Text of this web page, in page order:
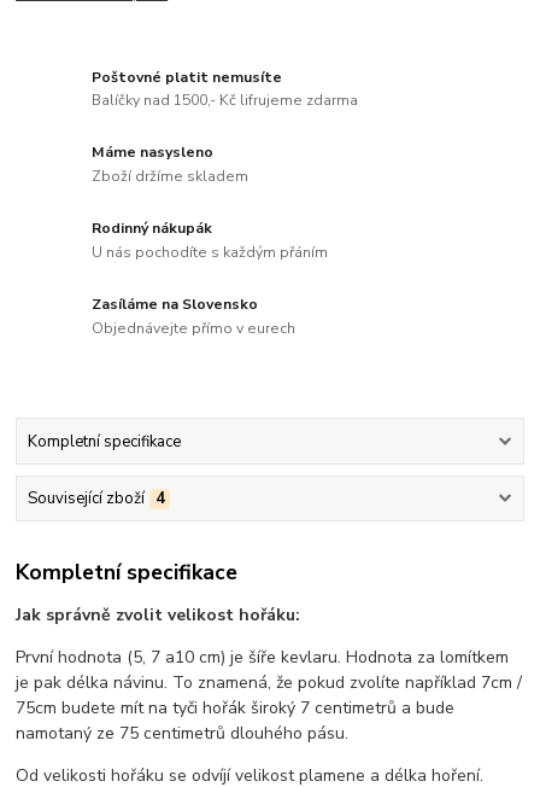
Poštovné platit nemusíte
Balíčky nad 1500,- Kč lifrujeme zdarma
Máme nasysleno
Zboží držíme skladem
Rodinný nákupák
U nás pochodíte s každým přáním
Zasíláme na Slovensko
Objednávejte přímo v eurech
Kompletní specifikace
Související zboží 4
Kompletní specifikace
Jak správně zvolit velikost hořáku:
První hodnota (5, 7 a10 cm) je šíře kevlaru. Hodnota za lomítkem
je pak délka návinu. To znamená, že pokud zvolíte například 7cm /
75cm budete mít na tyči hořák široký 7 centimetrů a bude
namotaný ze 75 centimetrů dlouhého pásu.
Od velikosti hořáku se odvíjí velikost plamene a délka hoření.